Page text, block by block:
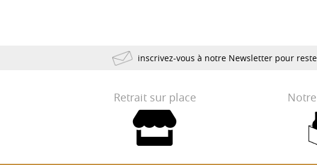
inscrivez-vous à notre Newsletter pour
Retrait sur place